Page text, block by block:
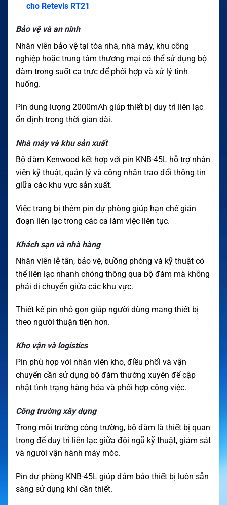
cho Retevis RT21
Bảo vệ và an ninh
Nhân viên bảo vệ tại tòa nhà, nhà máy, khu công
nghiệp hoặc trung tâm thương mại có thể sử dụng bộ
đàm trong suốt ca trực để phối hợp và xử lý tình
huống.
Pin dung lượng 2000mAh giúp thiết bị duy trì liên lạc
ổn định trong thời gian dài.
Nhà máy và khu sản xuất
Bộ đàm Kenwood kết hợp với pin KNB-45L hỗ trợ nhân
viên kỹ thuật, quản lý và công nhân trao đổi thông tin
giữa các khu vực sản xuất.
Việc trang bị thêm pin dự phòng giúp hạn chế gián
đoạn liên lạc trong các ca làm việc liên tục.
Khách sạn và nhà hàng
Nhân viên lễ tân, bảo vệ, buồng phòng và kỹ thuật có
thể liên lạc nhanh chóng thông qua bộ đàm mà không
phải di chuyển giữa các khu vực.
Thiết kế pin nhỏ gọn giúp người dùng mang thiết bị
theo người thuận tiện hơn.
Kho vận và logistics
Pin phù hợp với nhân viên kho, điều phối và vận
chuyển cần sử dụng bộ đàm thường xuyên để cập
nhật tình trạng hàng hóa và phối hợp công việc.
Công trường xây dựng
Trong môi trường công trường, bộ đàm là thiết bị quan
trọng để duy trì liên lạc giữa đội ngũ kỹ thuật, giám sát
và người vận hành máy móc.
Pin dự phòng KNB-45L giúp đảm bảo thiết bị luôn sẵn
sàng sử dụng khi cần thiết.